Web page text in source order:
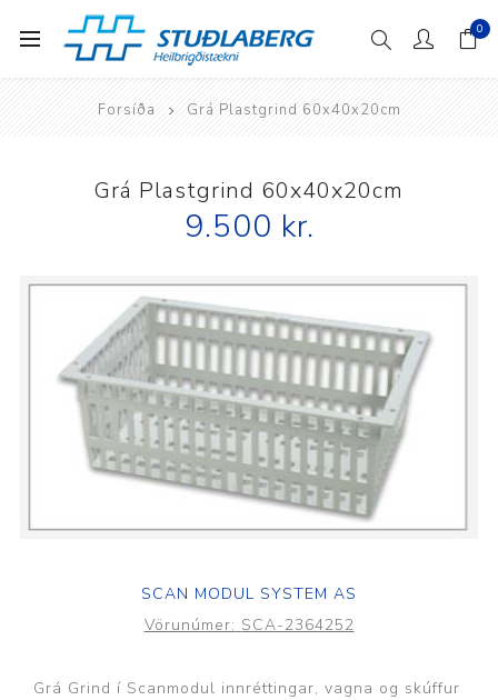
0
Forsíða Grá Plastgrind 60x40x20cm
Grá Plastgrind 60x40x20cm
9.500 kr.
SCAN MODUL SYSTEM AS
Vörunúmer: SCA-2364252
Grá Grind í Scanmodul innréttingar, vagna og skúffur